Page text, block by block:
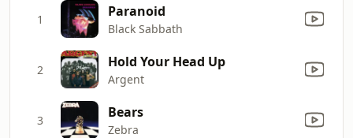
1 Paranoid
Black Sabbath
2 Hold Your Head Up
Argent
3 Bears
Zebra